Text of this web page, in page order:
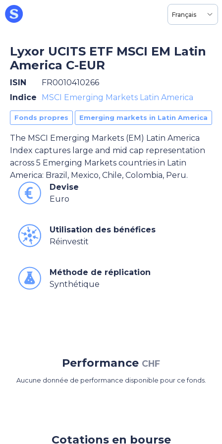
Français
Lyxor UCITS ETF MSCI EM Latin
America C-EUR
ISIN
FR0010410266
Indice
MSCI Emerging Markets Latin America
Fonds propres Emerging markets in Latin America
The MSCI Emerging Markets (EM) Latin America
Index captures large and mid cap representation
across 5 Emerging Markets countries in Latin
America: Brazil, Mexico, Chile, Colombia, Peru.
Devise
Euro
Utilisation des bénéfices
Réinvestit
Méthode de réplication
Synthétique
Performance CHF
Aucune donnée de performance disponible pour ce fonds.
Cotations en bourse